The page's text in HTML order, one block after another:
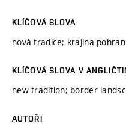
KLÍČOVÁ SLOVA
nová tradice; krajina
KLÍČOVÁ SLOVA V
new tradition; border
AUTOŘI